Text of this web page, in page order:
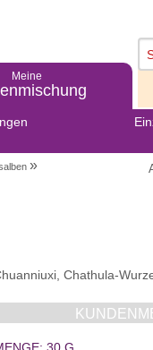
Meine
»
Chathula-
30 G